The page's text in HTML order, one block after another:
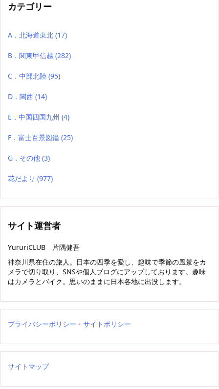
カテゴリー
A．北海道東北 (17)
B．関東甲信越 (282)
C．中部北陸 (95)
D．関西 (14)
E．中国四国九州 (4)
F．富士百景図鑑 (25)
G．その他 (3)
花だより (977)
サイト運営者
YururiCLUB 片隅健吾
神奈川県在住の旅人。日本の四季を愛し、趣味で季節の風景をカ
メラで切り取り、SNSや個人ブログにアップしております。趣味
はカメラとバイク。思いのままに日本各地に出没します。
プライバシーポリシー・サイトポリシー
サイトマップ